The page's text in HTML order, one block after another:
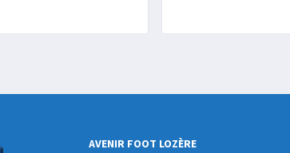
AVENIR FOOT LOZÈRE